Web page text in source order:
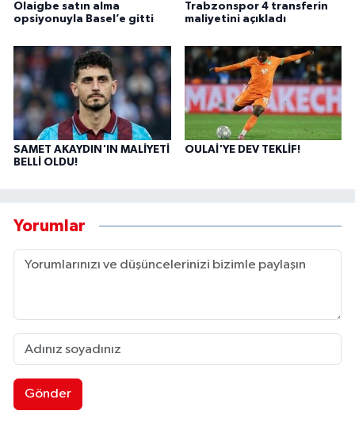
Olaigbe satın alma
opsiyonuyla Basel’e gitti
Trabzonspor 4 transferin
maliyetini açıkladı
SAMET AKAYDIN'IN MALİYETİ
BELLİ OLDU!
OULAİ'YE DEV TEKLİF!
Yorumlar
Gönder